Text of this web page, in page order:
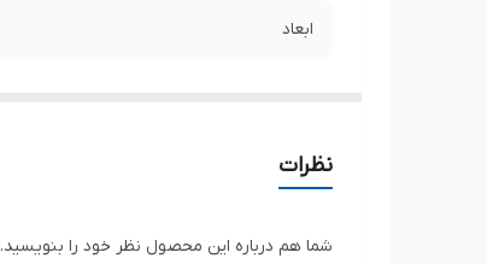
ابعاد
نظرات
شما هم درباره این محصول نظر خود را بنویسید.